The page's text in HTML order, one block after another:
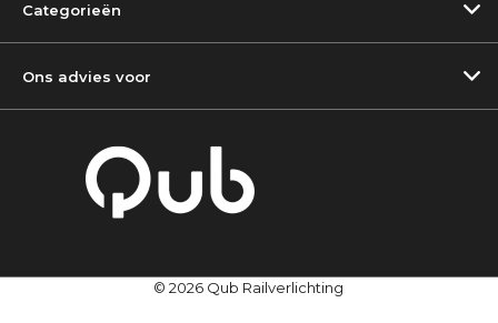
Categorieën
Ons advies voor
© 2026 Qub Railverlichting